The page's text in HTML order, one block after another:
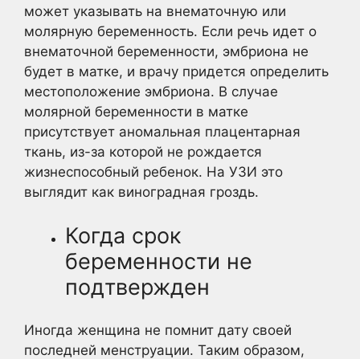
может указывать на внематочную или
молярную беременность. Если речь идет о
внематочной беременности, эмбриона не
будет в матке, и врачу придется определить
местоположение эмбриона. В случае
молярной беременности в матке
присутствует аномальная плацентарная
ткань, из-за которой не рождается
жизнеспособный ребенок. На УЗИ это
выглядит как виноградная гроздь.
Когда срок
беременности не
подтвержден
Иногда женщина не помнит дату своей
последней менструации. Таким образом,